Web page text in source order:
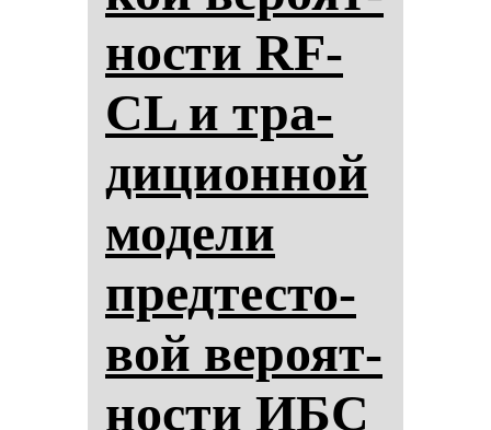
нос­ти RF-
CL и тра­
ди­ци­он­ной
мо­де­ли
пред­тес­то­
вой ве­ро­ят­
нос­ти ИБС